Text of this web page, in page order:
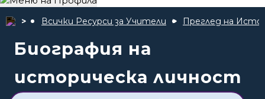
Всички Ресурси за Учители Преглед на
Биография на
историческа личност